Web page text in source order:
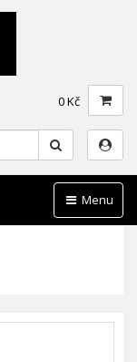
0 Kč
Menu